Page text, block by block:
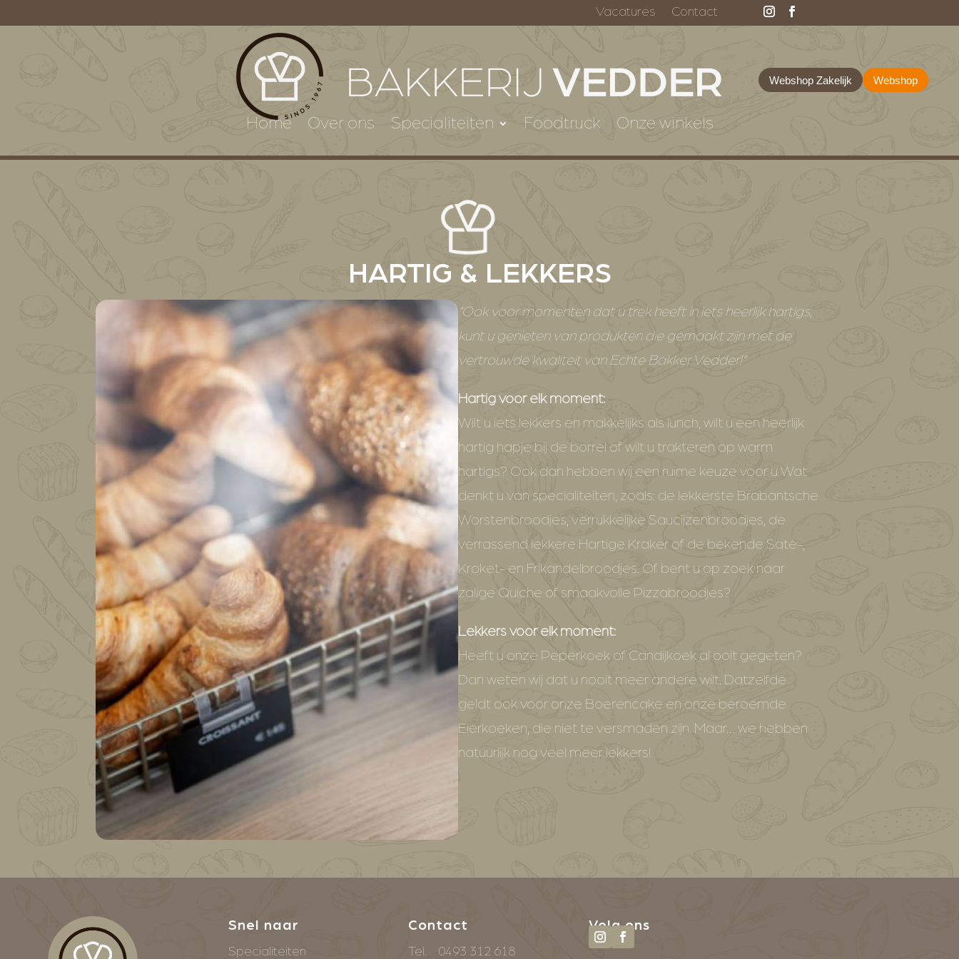
Vacatures Contact
Home Over ons Specialiteiten Foodtruck Onze winkels
Webshop Zakelijk Webshop
HARTIG & LEKKERS
“Ook voor momenten dat u trek heeft in iets heerlijk hartigs,
kunt u genieten van produkten die gemaakt zijn met de
vertrouwde kwaliteit van Echte Bakker Vedder!”
Hartig voor elk moment:
Wilt u iets lekkers en makkelijks als lunch, wilt u een heerlijk
hartig hapje bij de borrel of wilt u trakteren op warm
hartigs? Ook dan hebben wij een ruime keuze voor u Wat
denkt u van specialiteiten, zoals: de lekkerste Brabantsche
Worstenbroodjes, verrukkelijke Saucijzenbroodjes, de
verrassend lekkere Hartige Kraker of de bekende Saté-,
Kroket- en Frikandelbroodjes. Of bent u op zoek naar
zalige Quiche of smaakvolle Pizzabroodjes?
Lekkers voor elk moment:
Heeft u onze Peperkoek of Candijkoek al ooit gegeten?
Dan weten wij dat u nooit meer andere wilt. Datzelfde
geldt ook voor onze Boerencake en onze beroemde
Eierkoeken, die niet te versmaden zijn. Maar… we hebben
natuurlijk nog veel meer lekkers!
Snel naar
Specialiteiten
Contact
Tel. 0493 312 618
Volg ons